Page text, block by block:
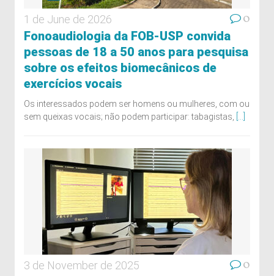
1 de June de 2026 0
Fonoaudiologia da FOB-USP convida
pessoas de 18 a 50 anos para pesquisa
sobre os efeitos biomecânicos de
exercícios vocais
Os interessados podem ser homens ou mulheres, com ou
sem queixas vocais; não podem participar: tabagistas,
3 de November de 2025 0